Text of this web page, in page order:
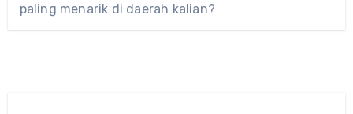
paling menarik di daerah kalian?